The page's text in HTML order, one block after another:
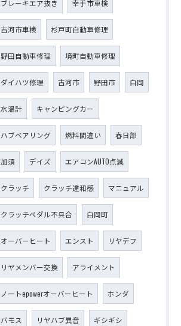
ブレーキエア抜き 幸手市車検
古河市車検 杉戸町自動車修理
野田自動車修理 境町自動車修理
ダイハツ修理 古河市 野田市 白岡
水温計 キャンピングカー
ハブベアリング 燃料間違い 春日部
加須 デイズ エアコンAUTO点滅
クラッチ クラッチ違和感 マニュアル
クラッチペダル不具合 白岡町
オーバーヒート エンスト リヤデフ
リヤメンバー交換 アライメント
ノートepowerオーバーヒート ホンダ
バモス リヤハブ異音 ギシギシ